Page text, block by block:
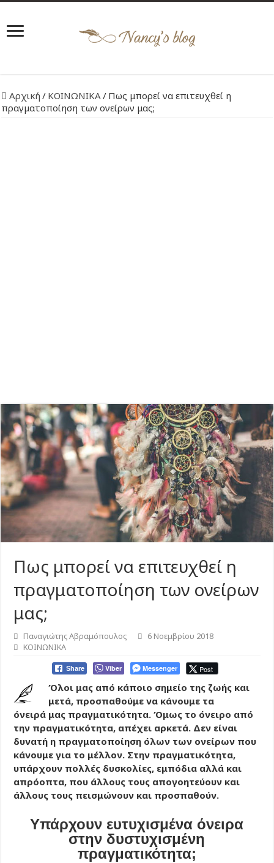
Αρχική / ΚΟΙΝΩΝΙΚΑ/ Πως μπορεί να επιτευχθεί η
πραγματοποίηση των ονείρων μας;
Πως μπορεί να επιτευχθεί η
πραγματοποίηση των ονείρων
μας;
Παναγιώτης Αβραμόπουλος
6 Νοεμβρίου 2018
ΚΟΙΝΩΝΙΚΑ
Share Viber Messenger Post
Όλοι μας από κάποιο σημείο της ζωής και
μετά, προσπαθούμε να κάνουμε τα
όνειρά μας πραγματικότητα. Όμως το όνειρο από
την πραγματικότητα, απέχει αρκετά. Δεν είναι
δυνατή η πραγματοποίηση όλων των ονείρων που
κάνουμε για το μέλλον. Στην πραγματικότητα,
υπάρχουν πολλές δυσκολίες, εμπόδια αλλά και
απρόοπτα, που άλλους τους απογοητεύουν και
άλλους τους πεισμώνουν και προσπαθούν.
Υπάρχουν ευτυχισμένα όνειρα
στην δυστυχισμένη
πραγματικότητα;